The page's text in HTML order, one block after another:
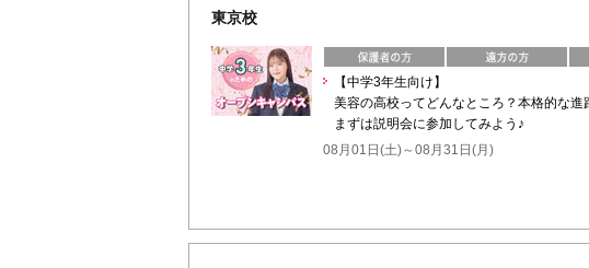
東京校
【中学3年生向け】
美容の高校ってどんなところ？本格的な
まずは説明会に参加してみよう♪
08月01日(土)～08月31日(月)